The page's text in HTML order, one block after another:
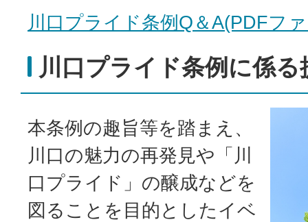
川口プライド条例Q＆A(PDFフ
川口プライド条例に係
本条例の趣旨等を踏まえ、
川口の魅力の再発見や「川
口プライド」の醸成などを
図ることを目的としたイベ